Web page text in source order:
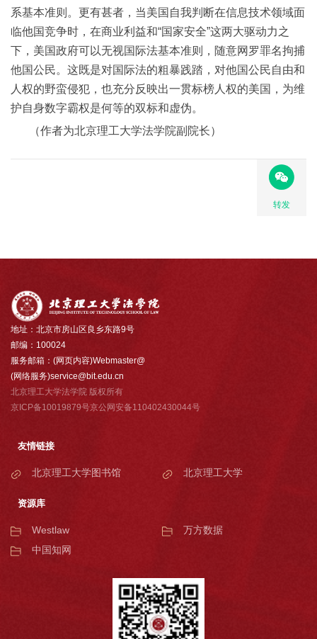
系基本准则。更有甚者，当美国自我判断在信息技术领域面
临他国竞争时，在商业利益和“国家安全”这两大驱动力之
下，美国政府可以无视国际法基本准则，随意网罗罪名拘捕
他国公民。这既是对国际法的粗暴践踏，对他国公民自由和
人权的野蛮侵犯，也充分反映出一贯标榜人权的美国，为维
护自身数字霸权是何等的双标和虚伪。
（作者为北京理工大学法学院副院长）
转发
地址：北京市房山区良乡东路9号
邮编：100024
服务邮箱：(网页内容)Webmaster@
(网络服务)service@bit.edu.cn
北京理工大学法学院 版权所有
京ICP备10019879号京公网安备110402430044号
友情链接
北京理工大学图书馆 北京理工大学
资源库
Westlaw
万方数据
中国知网